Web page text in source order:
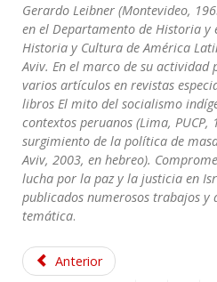
Gerardo Leibner (Montevideo,
en el Departamento de Historia y
Historia y Cultura de América
Aviv. En el marco de su actividad
varios artículos en revistas
libros El mito del socialismo
contextos peruanos (Lima, PUCP,
surgimiento de la política de
Aviv, 2003, en hebreo).
lucha por la paz y la justicia en
publicados numerosos trabajos y
temática.
Anterior